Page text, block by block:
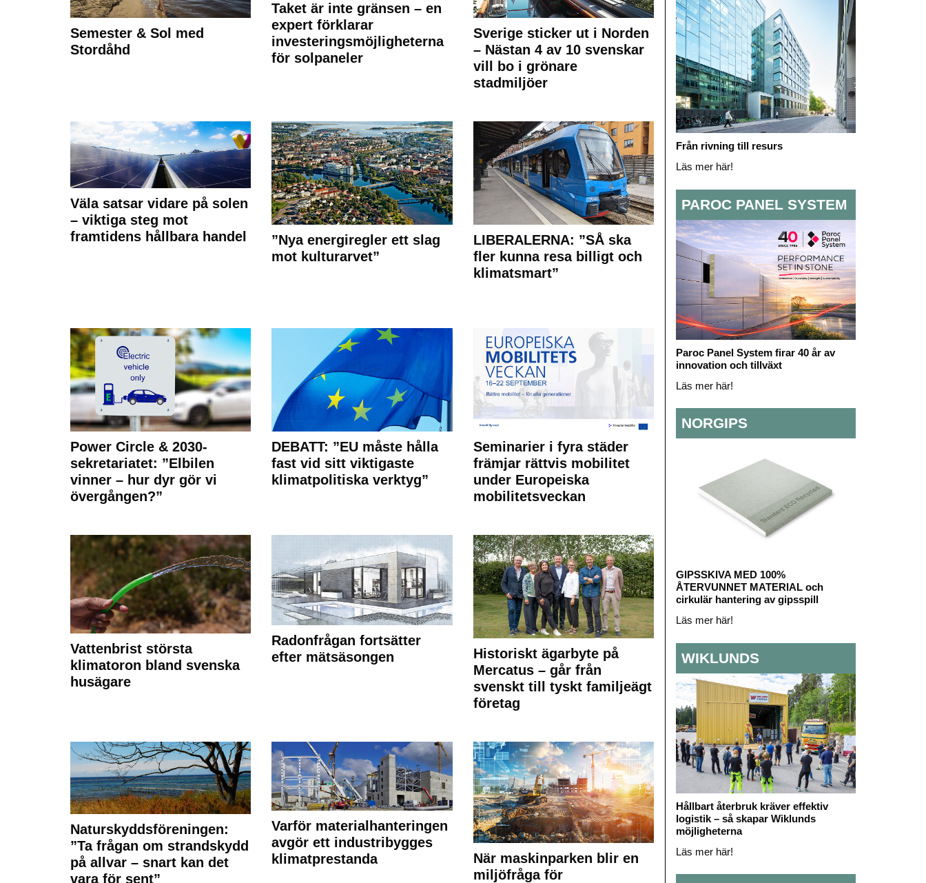
Semester & Sol med
Stordåhd
Taket är inte gränsen – en
expert förklarar
investeringsmöjligheterna
för solpaneler
Sverige sticker ut i Norden
– Nästan 4 av 10 svenskar
vill bo i grönare
stadmiljöer
Väla satsar vidare på solen
– viktiga steg mot
framtidens hållbara handel
”Nya energiregler ett slag
mot kulturarvet”
LIBERALERNA: ”SÅ ska
fler kunna resa billigt och
klimatsmart”
Power Circle & 2030-
sekretariatet: ”Elbilen
vinner – hur dyr gör vi
övergången?”
DEBATT: ”EU måste hålla
fast vid sitt viktigaste
klimatpolitiska verktyg”
Seminarier i fyra städer
främjar rättvis mobilitet
under Europeiska
mobilitetsveckan
Vattenbrist största
klimatoron bland svenska
husägare
Radonfrågan fortsätter
efter mätsäsongen
Historiskt ägarbyte på
Mercatus – går från
svenskt till tyskt familjeägt
företag
Naturskyddsföreningen:
”Ta frågan om strandskydd
på allvar – snart kan det
vara för sent”
Varför materialhanteringen
avgör ett industribygges
klimatprestanda
När maskinparken blir en
miljöfråga för
Från rivning till resurs
Läs mer här!
PAROC PANEL SYSTEM
Paroc Panel System firar 40 år av
innovation och tillväxt
Läs mer här!
NORGIPS
GIPSSKIVA MED 100%
ÅTERVUNNET MATERIAL och
cirkulär hantering av gipsspill
Läs mer här!
WIKLUNDS
Hållbart återbruk kräver effektiv
logistik – så skapar Wiklunds
möjligheterna
Läs mer här!